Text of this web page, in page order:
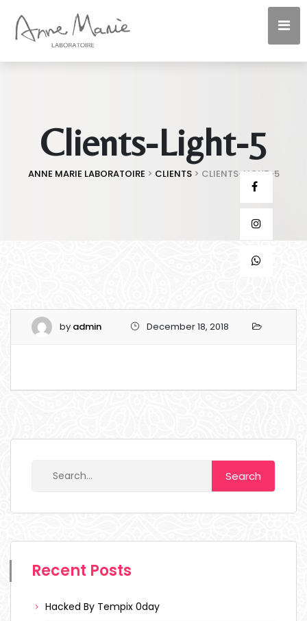
Clients-Light-5
ANNE MARIE LABORATOIRE > CLIENTS> CLIENTS-LIGHT-5
by admin December 18, 2018
Recent Posts
Hacked By Tempix 0day